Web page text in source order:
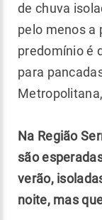
de chuva
pelo menos a
predomínio é
para
Na Região
são
verão,
noite, mas